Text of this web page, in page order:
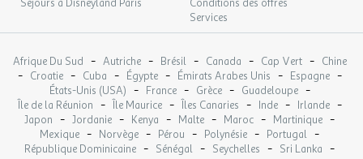
espaces, avec WC separè, lavabo et douche . Véranda en bois
fermée par un portillon. Table et chaises de jardin pour se
Nombre de pièces : 2
Réfrigérateur : 1
Surface (m²) : 30
Animaux Admis : Animaux : acceptés sous conditions
Nombre de chambres : 2
Séjours à Disneyland Paris
Conditions des offres
Services
Afrique Du Sud - Autriche - Brésil - Canada - Cap Vert - Chine
- Croatie - Cuba - Égypte - Émirats Arabes Unis - Espagne -
États-Unis (USA) - France - Grèce - Guadeloupe -
Île de la Réunion - Île Maurice - Îles Canaries - Inde - Irlande -
Japon - Jordanie - Kenya - Malte - Maroc - Martinique -
Mexique - Norvège - Pérou - Polynésie - Portugal -
République Dominicaine - Sénégal - Seychelles - Sri Lanka -